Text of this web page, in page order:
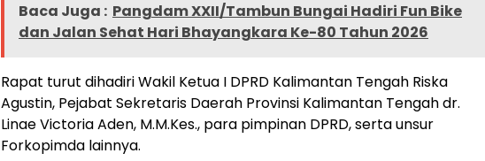
Baca Juga : Pangdam XXII/Tambun Bungai Hadiri Fun Bike
dan Jalan Sehat Hari Bhayangkara Ke-80 Tahun 2026
Rapat turut dihadiri Wakil Ketua I DPRD Kalimantan Tengah Riska
Agustin, Pejabat Sekretaris Daerah Provinsi Kalimantan Tengah dr.
Linae Victoria Aden, M.M.Kes., para pimpinan DPRD, serta unsur
Forkopimda lainnya.